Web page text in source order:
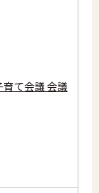
て会議 会議